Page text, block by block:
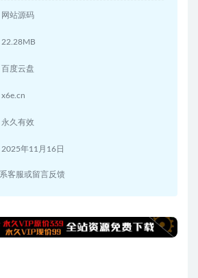
网站源码
22.28MB
百度云盘
x6e.cn
永久有效
2025年11月16日
客服或留言反馈